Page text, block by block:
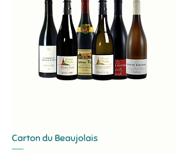
Carton du Beaujolais